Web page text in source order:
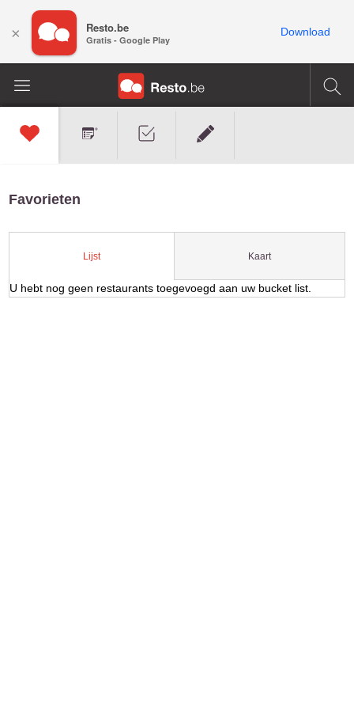
Favorieten
Lijst Kaart
U hebt nog geen restaurants toegevoegd aan uw bucket list.
× Resto.be
Gratis - Google Play
Download